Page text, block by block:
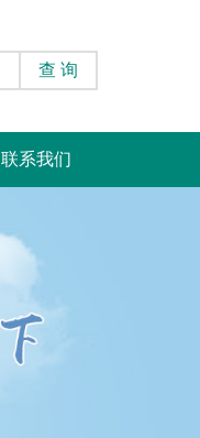
查 询
联系我们